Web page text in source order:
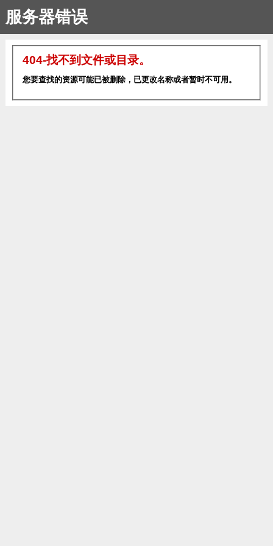
服务器错误
404-找不到文件或目录。
您要查找的资源可能已被删除，已更改名称或者暂时不可用。